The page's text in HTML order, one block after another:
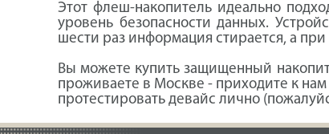
Этот флеш-накопитель идеально
уровень безопасности данных.
шести раз информация стирается, а
Вы можете купить защищенный
проживаете в Москве - приходите к нам
протестировать девайс лично